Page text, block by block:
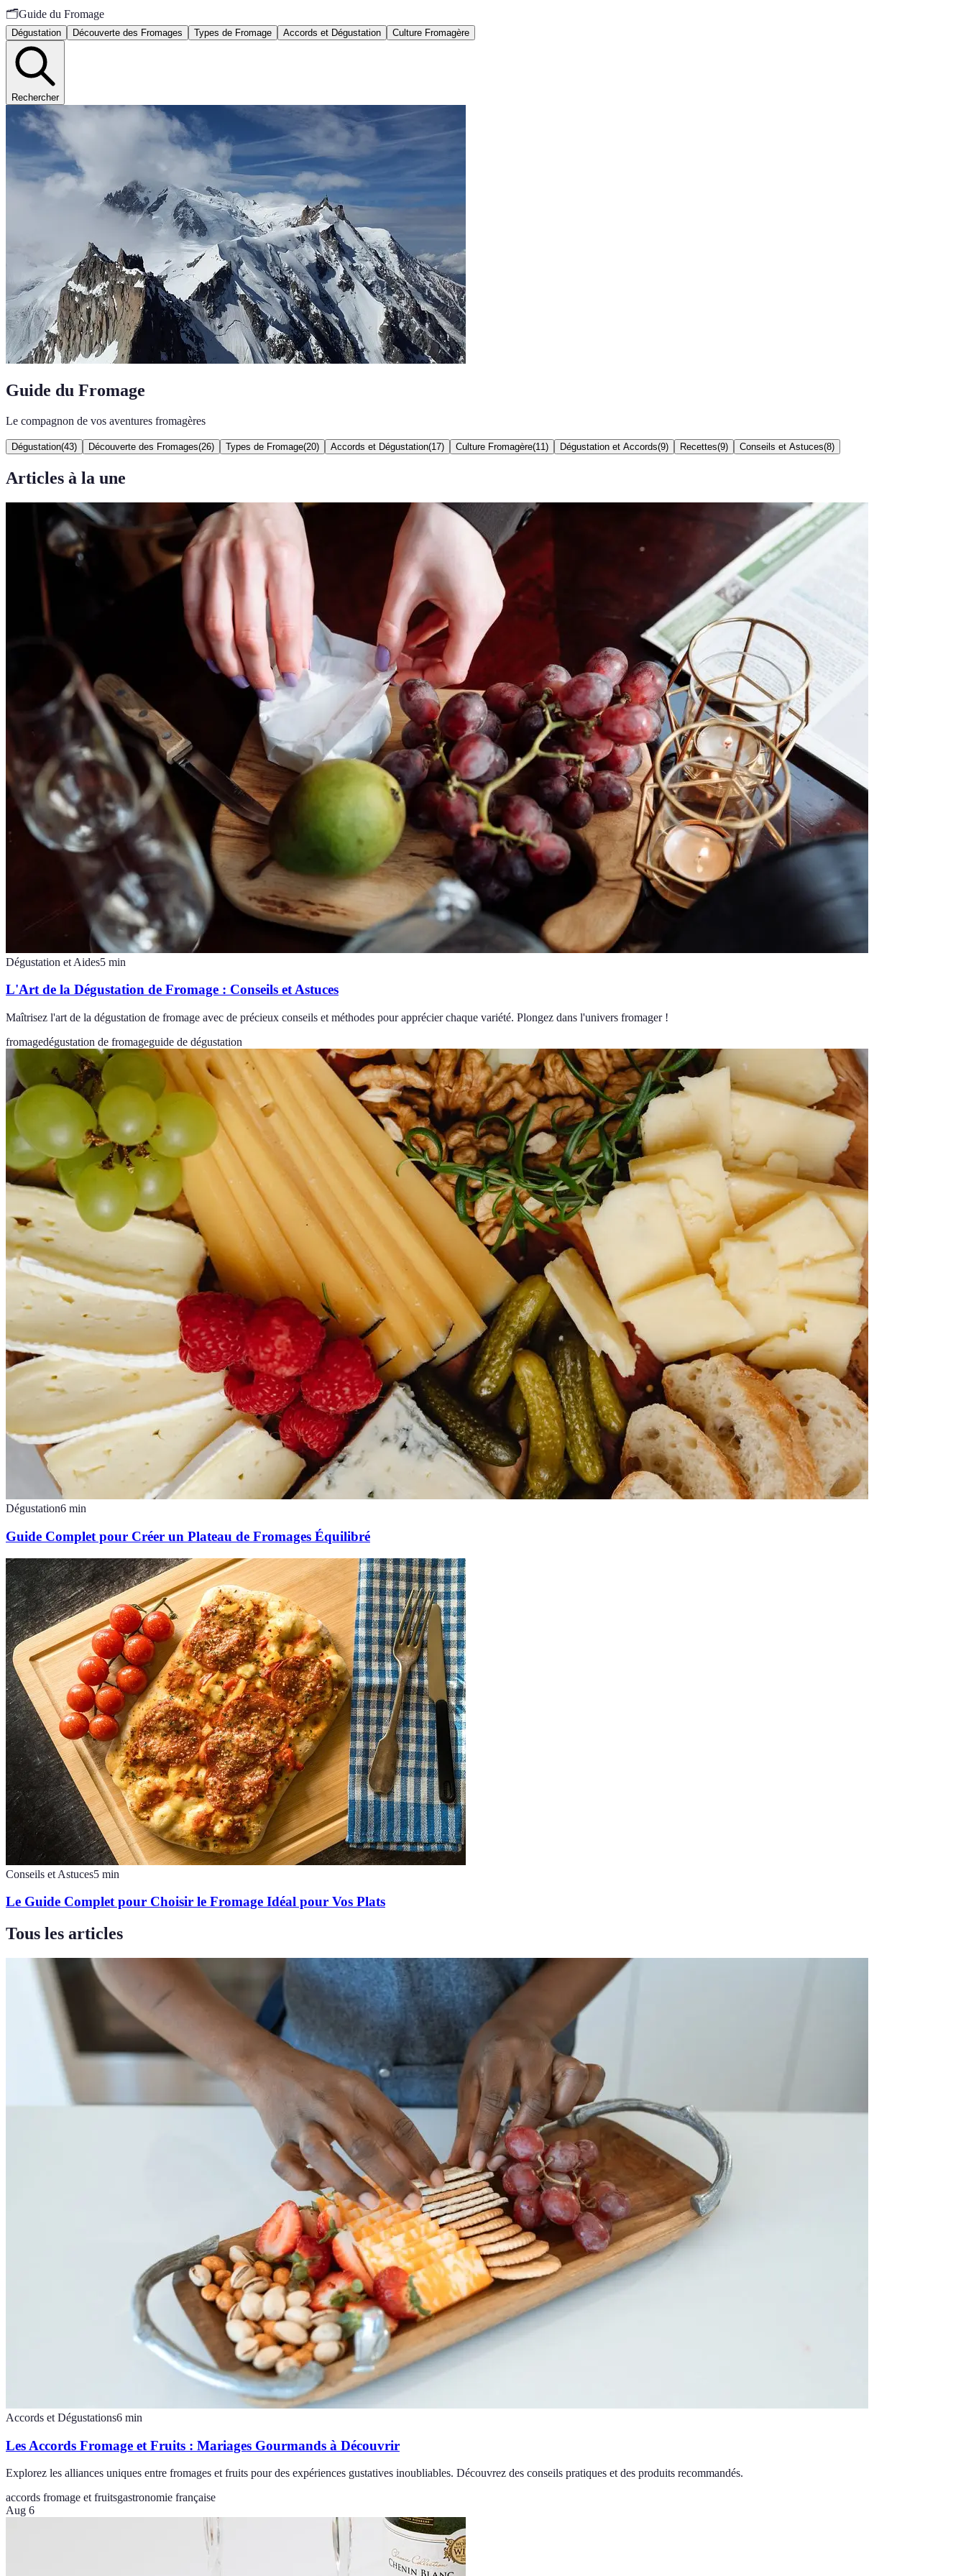
🗂️Guide du Fromage
Dégustation Découverte des Fromages Types de Fromage Accords et Dégustation Culture Fromagère
Rechercher
Guide du Fromage
Le compagnon de vos aventures fromagères
Dégustation(43) Découverte des Fromages(26) Types de Fromage(20) Accords et Dégustation(17) Culture Fromagère(11 ) Dégustation et Accords(9) Recettes(9) Conseils et Astuces(8)
Articles à la une
Dégustation et Aides5 min
L'Art de la Dégustation de Fromage : Conseils et Astuces
Maîtrisez l'art de la dégustation de fromage avec de précieux conseils et méthodes pour apprécier chaque variété. Plongez dans l'univers fromager !
fromagedégustation de fromageguide de dégustation
Dégustation6 min
Guide Complet pour Créer un Plateau de Fromages Équilibré
Conseils et Astuces5 min
Le Guide Complet pour Choisir le Fromage Idéal pour Vos Plats
Tous les articles
Accords et Dégustations6 min
Les Accords Fromage et Fruits : Mariages Gourmands à Découvrir
Explorez les alliances uniques entre fromages et fruits pour des expériences gustatives inoubliables. Découvrez des conseils pratiques et des produits recommandés.
accords fromage et fruitsgastronomie française
Aug 6